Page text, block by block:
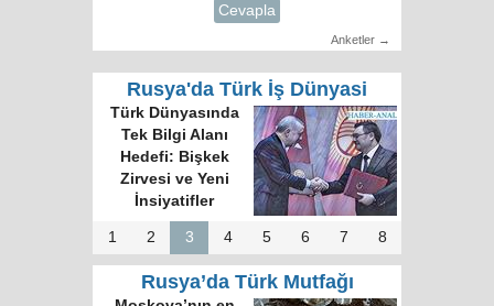
Cevapla
Anketler →
Rusya'da Türk İş Dünyasi
Türk Dünyası 34
Harfli Ortak Alfabe
Üzerinde Uzlaşı
Sağlandı
1 2 3 4 5 6 7 8
Rusya’da Türk Mutfağı